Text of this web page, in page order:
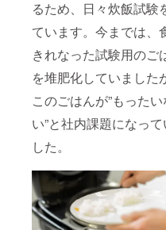
るため、日々炊飯試験
ています。今までは、
きれなった試験用のご
を堆肥化していました
このごはんが”もったい
い”と社内課題になって
した。